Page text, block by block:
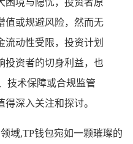
值或规避风险，然而无
流动性受限，投资计划
投资者的切身利益，也
技术保障或合规监管
深入关注和探讨。
域,TP钱包宛如一颗璀璨的